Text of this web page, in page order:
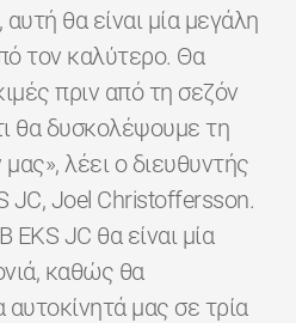
θα είναι μία μεγάλη
τον καλύτερο. Θα
πριν από τη σεζόν
θα δυσκολέψουμε τη
λέει ο διευθυντής
JC, Joel Christoffersson.
EKS JC θα είναι μία
καθώς θα
μας σε τρία